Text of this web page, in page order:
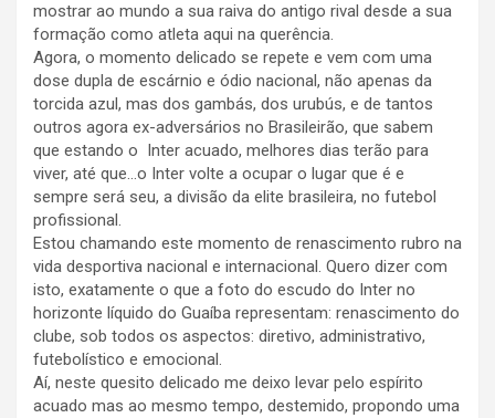
mostrar ao mundo a sua raiva do antigo rival desde a sua
formação como atleta aqui na querência.
Agora, o momento delicado se repete e vem com uma
dose dupla de escárnio e ódio nacional, não apenas da
torcida azul, mas dos gambás, dos urubús, e de tantos
outros agora ex-adversários no Brasileirão, que sabem
que estando o Inter acuado, melhores dias terão para
viver, até que…o Inter volte a ocupar o lugar que é e
sempre será seu, a divisão da elite brasileira, no futebol
profissional.
Estou chamando este momento de renascimento rubro na
vida desportiva nacional e internacional. Quero dizer com
isto, exatamente o que a foto do escudo do Inter no
horizonte líquido do Guaíba representam: renascimento do
clube, sob todos os aspectos: diretivo, administrativo,
futebolístico e emocional.
Aí, neste quesito delicado me deixo levar pelo espírito
acuado mas ao mesmo tempo, destemido, propondo uma